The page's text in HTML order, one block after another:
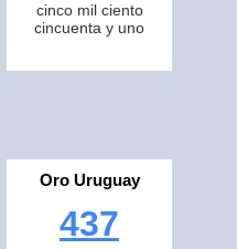
cinco mil ciento
cincuenta y uno
Oro Uruguay
437